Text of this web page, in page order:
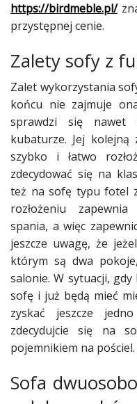
https://birdmeble.pl/
przystępnej cenie.
Zalety sofy z
Zalet wykorzystania
końcu nie zajmuje
sprawdzi się nawet
kubaturze. Jej
szybko i łatwo
zdecydować się na
też na sofę typu fotel
rozłożeniu
spania, a więc
jeszcze uwagę, że
którym są dwa
salonie. W sytuacji, gdy
sofę i już będą mieć
zyskać jeszcze
zdecydujcie się na
pojemnikiem na pościel.
Sofa